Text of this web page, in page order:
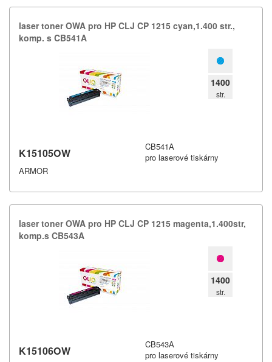
laser toner OWA pro HP CLJ CP 1215 cyan,​1.​400 str.​,​
komp.​ s CB541A
1400
str.
K15105OW
ARMOR
CB541A
pro laserové tiskárny
laser toner OWA pro HP CLJ CP 1215 magenta,​1.​400str,​
komp.​s CB543A
1400
str.
K15106OW
CB543A
pro laserové tiskárny